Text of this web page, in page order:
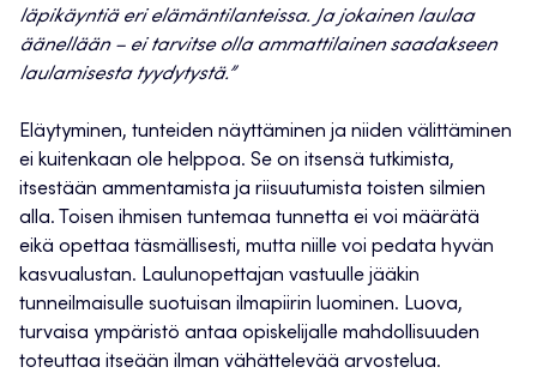
läpikäyntiä eri elämäntilanteissa. Ja jokainen laulaa
äänellään – ei tarvitse olla ammattilainen saadakseen
laulamisesta tyydytystä.”
Eläytyminen, tunteiden näyttäminen ja niiden välittäminen
ei kuitenkaan ole helppoa. Se on itsensä tutkimista,
itsestään ammentamista ja riisuutumista toisten silmien
alla. Toisen ihmisen tuntemaa tunnetta ei voi määrätä
eikä opettaa täsmällisesti, mutta niille voi pedata hyvän
kasvualustan. Laulunopettajan vastuulle jääkin
tunneilmaisulle suotuisan ilmapiirin luominen. Luova,
turvaisa ympäristö antaa opiskelijalle mahdollisuuden
toteuttaa itseään ilman vähättelevää arvostelua.